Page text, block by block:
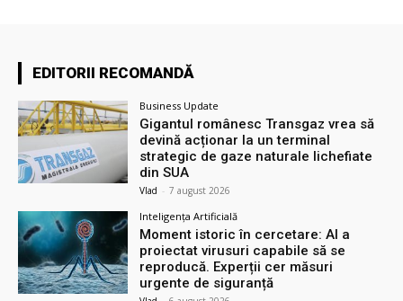
EDITORII RECOMANDĂ
Business Update
Gigantul românesc Transgaz vrea să
devină acționar la un terminal
strategic de gaze naturale lichefiate
din SUA
Vlad - 7 august 2026
Inteligența Artificială
Moment istoric în cercetare: AI a
proiectat virusuri capabile să se
reproducă. Experții cer măsuri
urgente de siguranță